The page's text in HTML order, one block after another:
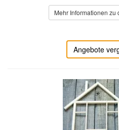
Mehr Informationen
Angebote